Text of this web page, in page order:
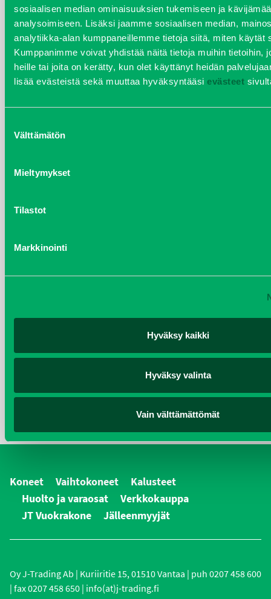
sosiaalisen median ominaisuuksien tukemiseen ja
analysoimiseen. Lisäksi jaamme sosiaalisen median,
analytiikka-alan kumppaneillemme tietoja siitä, miten käytät
Kumppanimme voivat yhdistää näitä tietoja muihin tietoihin,
heille tai joita on kerätty, kun olet käyttänyt heidän
lisää evästeistä sekä muuttaa hyväksyntääsi evästeet
valinta
Välttämätön
Mieltymykset
Tilastot
Markkinointi
Hyväksy kaikki
Hyväksy valinta
Vain välttämättömät
helmikuu 2020
joulukuu 2019
huhtikuu 2019
elokuu 2018
tammikuu 2018
joulukuu 2017
KATEGORIAT
Kalusteet
Koneet Vaihtokoneet
Kalusteet
Huolto ja varaosat
Verkkokauppa
JT Vuokrakone
Jälleenmyyjät
Oy J-Trading Ab | Kuriiritie 15, 01510 Vantaa | puh 0207 458 600
| fax 0207 458 650 | info(at)j-trading.fi